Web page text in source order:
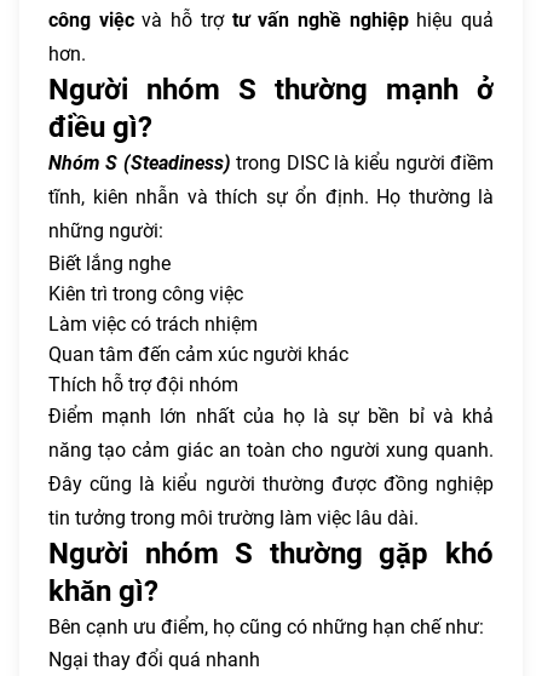
công việcvà hỗ trợ tư vấn nghề nghiệp hiệu quả
hơn.
Người nhóm S thường mạnh ở
điều gì?
Nhóm S (Steadiness) trong DISC là kiểu người điềm
tĩnh, kiên nhẫn và thích sự ổn định. Họ thường là
những người:
Biết lắng nghe
Kiên trì trong công việc
Làm việc có trách nhiệm
Quan tâm đến cảm xúc người khác
Thích hỗ trợ đội nhóm
Điểm mạnh lớn nhất của họ là sự bền bỉ và khả
năng tạo cảm giác an toàn cho người xung quanh.
Đây cũng là kiểu người thường được đồng nghiệp
tin tưởng trong môi trường làm việc lâu dài.
Người nhóm S thường gặp khó
khăn gì?
Bên cạnh ưu điểm, họ cũng có những hạn chế như:
Ngại thay đổi quá nhanh